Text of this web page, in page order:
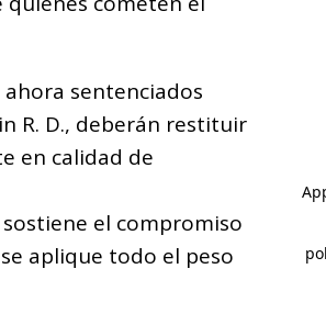
sentenciados
R. D., deberán restituir
en calidad de
sostiene el compromiso
aplique todo el peso